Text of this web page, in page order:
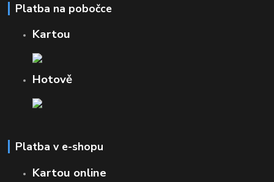
Platba na pobočce
Kartou
Hotově
Platba v e-shopu
Kartou online